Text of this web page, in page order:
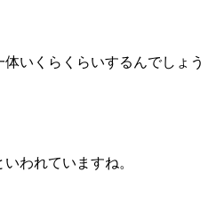
いくらくらいするんでしょう
われていますね。